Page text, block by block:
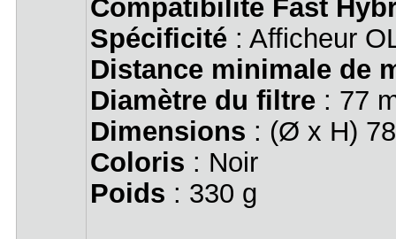
Compatibilité Fast
Spécificité: Afficheur
Distance minimale de
Diamètre du filtre: 77
Dimensions : (Ø x H)
Coloris : Noir
Poids : 330 g